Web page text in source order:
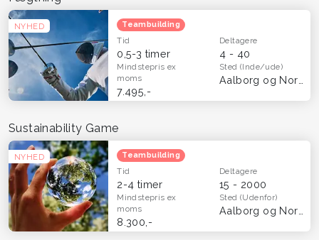
NYHED Teambuilding
Tid
0,5-3 timer
Deltagere
4 - 40
Mindstepris ex
moms
7.495,-
Sted(Inde/ude)
NYHED
Sustainability Game
Teambuilding
Tid
2-4 timer
Deltagere
15 - 2000
Mindstepris ex
moms
8.300,-
Sted(Udenfor)